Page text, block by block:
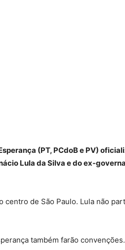
(PT, PCdoB e PV)
Lula da Silva e do ex-
de São Paulo. Lula não
também farão